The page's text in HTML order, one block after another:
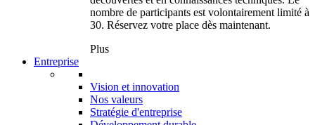
nombre de participants est volontairement limité à
30. Réservez votre place dès maintenant.
Plus
Entreprise
Vision et innovation
Nos valeurs
Stratégie d'entreprise